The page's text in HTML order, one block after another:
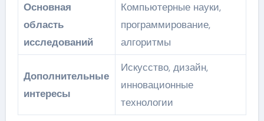
Основная
область
исследований
Компьютерные науки,
программирование,
алгоритмы
Дополнительные
интересы
Искусство, дизайн,
инновационные
технологии